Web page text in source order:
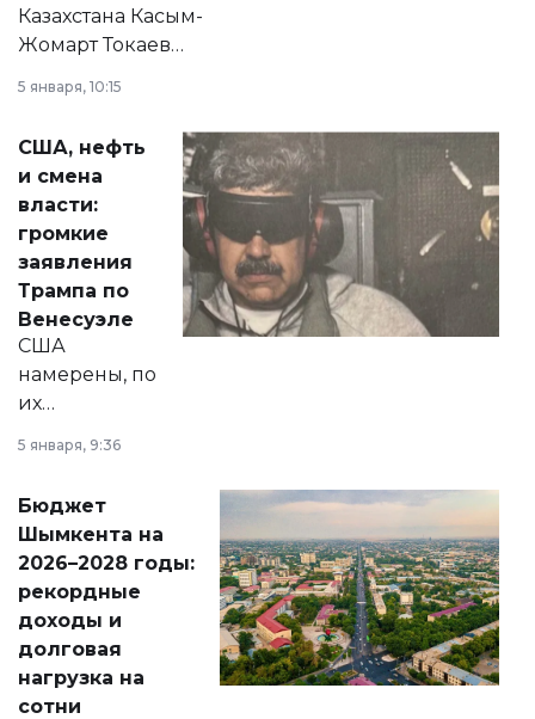
Казахстана Касым-
Жомарт Токаев
сразу несколько
актуальных тем —
от слухов о
политических
реформах до
вопросов армии,
экономики и
личного здоровья.
5 января, 10:15
США, нефть
и смена
власти:
громкие
заявления
Трампа по
Венесуэле
США
намерены, по
их
принести
народу
Венесуэлы.
5 января, 9:36
Бюджет
Шымкента на
2026–2028 годы:
рекордные
доходы и
долговая
нагрузка на
сотни